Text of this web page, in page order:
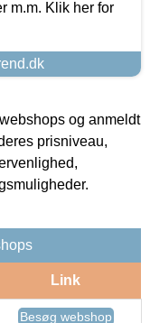
m.m. Klik her for
og anmeldt
prisniveau,
Link
Besøg webshop